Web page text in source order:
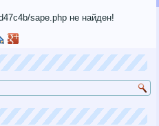
sape.php не найден!